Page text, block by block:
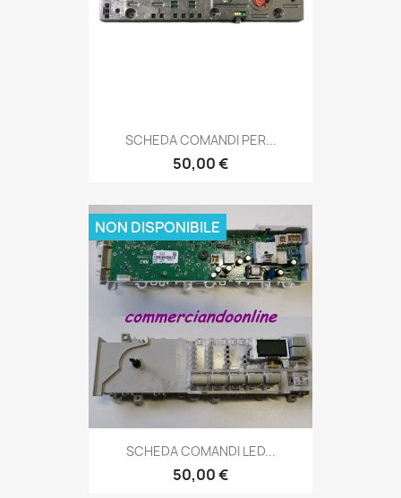
SCHEDA COMANDI PER...
50,00 €
SCHEDA COMANDI LED...
50,00 €
NON DISPONIBILE